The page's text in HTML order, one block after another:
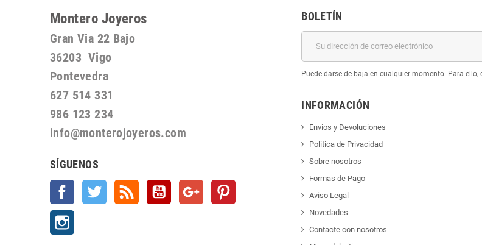
Montero Joyeros
Gran Via 22 Bajo
36203 Vigo
Pontevedra
627 514 331
986 123 234
info@monterojoyeros.com
SÍGUENOS
Facebook Twitter YouTube Google +
BOLETÍN
Puede darse de baja en cualquier momento. Para
INFORMACIÓN
Envios y Devoluciones
Politica de Privacidad
Sobre nosotros
Formas de Pago
Aviso Legal
Novedades
Contacte con nosotros